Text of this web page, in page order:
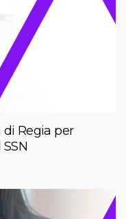
di Regia per